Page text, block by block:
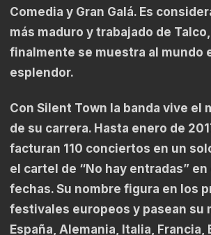
Comedia y Gran Galá. Es
más maduro y trabajado de
finalmente se muestra al mundo
esplendor.
Con Silent Town la banda vive el
de su carrera. Hasta enero de
facturan 110 conciertos en un
el cartel de “No hay entradas”
fechas. Su nombre figura en los
festivales europeos y pasean su
España, Alemania, Italia, Francia,